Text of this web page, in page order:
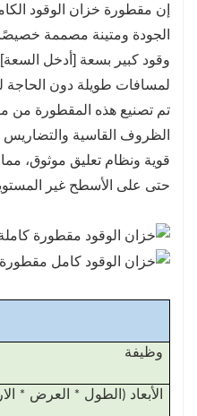
تعدد الاستخدامات: تعتبر
المناسبة لمجموعة واسعة من
للمقاولين والمزارعين
التي تتطلب نقل الوقود.
الراحة: توفر المقطورة
وفعالة لنقل الوقود، مما
إن مقطورة خزان الوقود
الجودة ومتينة مصممة خصيصًا
وقود كبير بسعة [أدخل
لمسافات طويلة دون الحاجة
تم تصنيع هذه المقطورة من
الظروف القاسية
قوية ونظام تعليق موثوق،
حتى على الأسطح غير
وظيفة
الأبعاد (الطول * العرض *